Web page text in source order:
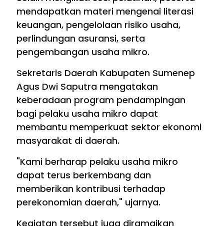
mendapatkan materi mengenai literasi
keuangan, pengelolaan risiko usaha,
perlindungan asuransi, serta
pengembangan usaha mikro.
Sekretaris Daerah Kabupaten Sumenep
Agus Dwi Saputra mengatakan
keberadaan program pendampingan
bagi pelaku usaha mikro dapat
membantu memperkuat sektor ekonomi
masyarakat di daerah.
"Kami berharap pelaku usaha mikro
dapat terus berkembang dan
memberikan kontribusi terhadap
perekonomian daerah," ujarnya.
Kegiatan tersebut juga diramaikan